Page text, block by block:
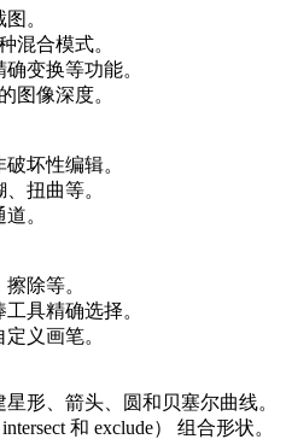
。
混合模式。
变换等功能。
图像深度。
坏性编辑。
扭曲等。
。
除等。
具精确选择。
义画笔。
形、箭头、圆和贝塞尔曲线。
和 exclude） 组合形状。